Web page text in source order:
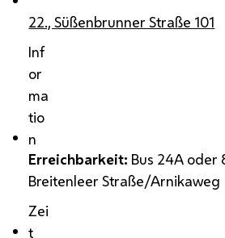
22., Süßenbrunner Straße 101
Inf
or
ma
tio
n
Erreichbarkeit: Bus 24A oder
Breitenleer Straße/Arnikaweg
Zei
t